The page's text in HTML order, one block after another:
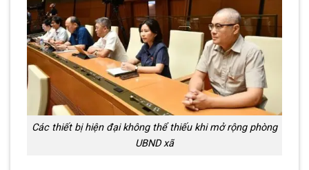
Các thiết bị hiện đại không thể thiếu khi mở rộng phòng
UBND xã